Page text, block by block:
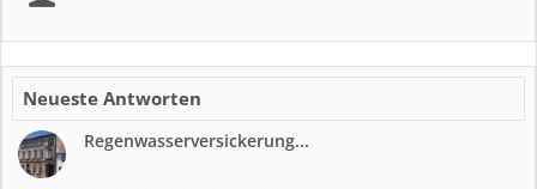
Neueste Antworten
Regenwasserversickerung...